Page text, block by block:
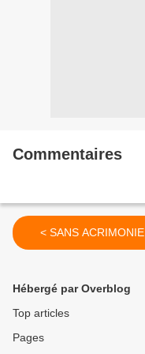
Commentaires
< SANS ACRIMONIE
Hébergé par Overblog
Top articles
Pages